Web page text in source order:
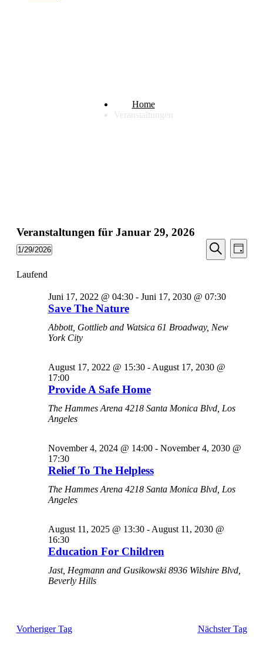
Home
Veranstaltungen
Veranstaltungen für Januar 29, 2026
Suche
Suche
Tag
1/29/2026
wählen.
Laufend
Save The Nature
Juni 17, 2022 @ 04:30- Juni 17, 2030 @ 07:30
Abbott, Gottlieb and Watsica 61 Broadway, New
York City
Provide A Safe Home
August 17, 2022 @ 15:30- August 17, 2030 @
17:00
The Hammes Arena 4218 Santa Monica Blvd, Los
Angeles
Relief To The Helpless
November 4, 2024 @ 14:00- November 4, 2030 @
17:30
The Hammes Arena 4218 Santa Monica Blvd, Los
Angeles
Education For Children
August 11, 2025 @ 13:30- August 11, 2030 @
16:30
Jast, Hegmann and Gusikowski 8936 Wilshire Blvd,
Beverly Hills
Vorheriger Tag Nächster Tag